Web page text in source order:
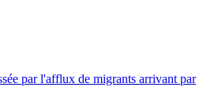
par l'afflux de migrants arrivant par